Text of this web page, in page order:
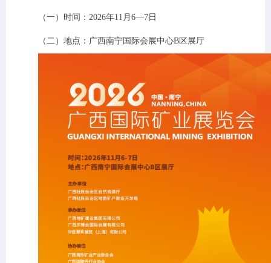
（一）时间 ： 2026年11 月 6—7 日
（二）地点 ： 广西南宁国际会展中心B 区展厅